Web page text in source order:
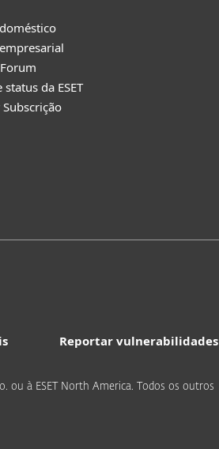
da ESET
Subscrição
Reportar vulnerabilidades
ou à ESET North America. Todos os outros